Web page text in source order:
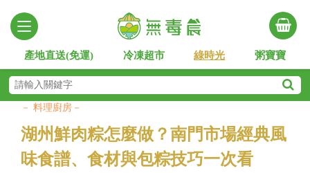
產地直送(免運) 冷凍超市 綠時光 粥寶寶
－ 料理廚房－
湖州鮮肉粽怎麼做？南門市場經典風
味食譜、食材與包粽技巧一次看